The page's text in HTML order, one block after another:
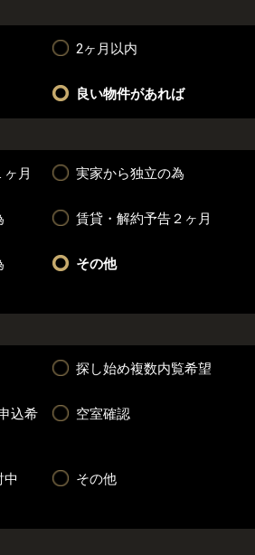
2ヶ月以内
良い物件があれば
月 実家から独立の為
賃貸・解約予告２ヶ月
その他
探し始め複数内覧希望
込希
空室確認
中 その他